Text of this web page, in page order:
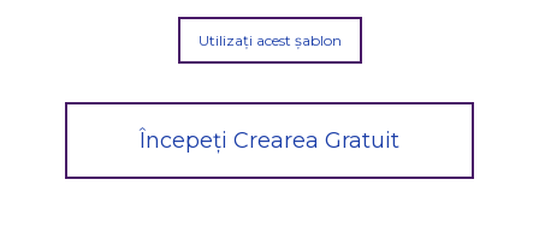
Utilizați acest șablon
Începeți Crearea Gratuit